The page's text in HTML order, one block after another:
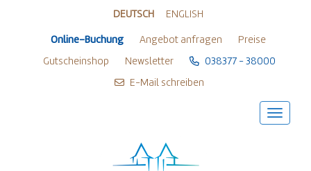
DEUTSCH ENGLISH
Online-Buchung Angebot anfragen Preise
Gutscheinshop Newsletter 038377 - 38000
E-Mail schreiben